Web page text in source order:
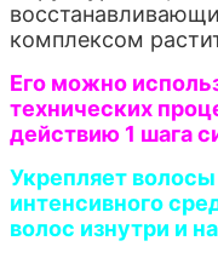
комплексом
Его можно
технических
действию 1 шага
Укрепляет
интенсивного
волос изнутри и